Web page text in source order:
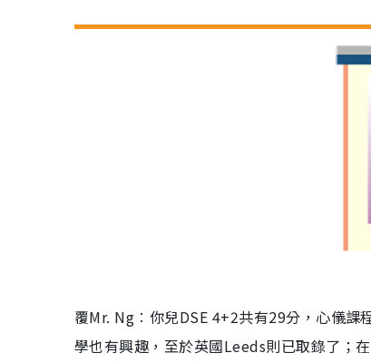
覆Mr. Ng︰你兒DSE 4+2共有29分，心儀
學也有興趣，至於英國Leeds則已取錄了；